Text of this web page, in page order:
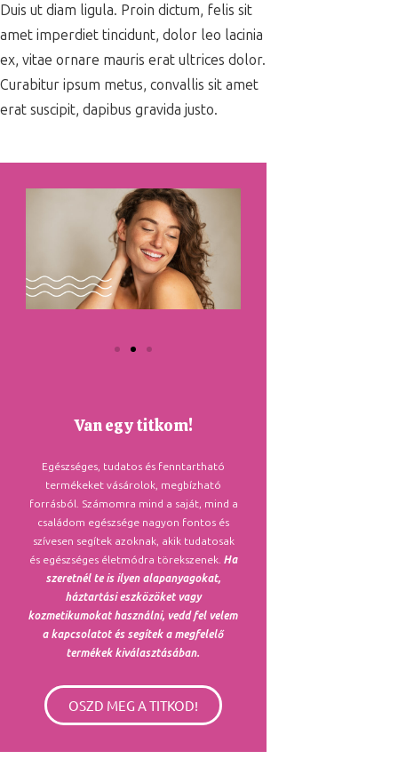
Duis ut diam ligula. Proin dictum, felis sit
amet imperdiet tincidunt, dolor leo lacinia
ex, vitae ornare mauris erat ultrices dolor.
Curabitur ipsum metus, convallis sit amet
erat suscipit, dapibus gravida justo.
Van egy titkom!
Egészséges, tudatos és fenntartható
termékeket vásárolok, megbízható
forrásból. Számomra mind a saját, mind a
családom egészsége nagyon fontos és
szívesen segítek azoknak, akik tudatosak
és egészséges életmódra törekszenek. Ha
szeretnél te is ilyen alapanyagokat,
háztartási eszközöket vagy
kozmetikumokat használni, vedd fel velem
a kapcsolatot és segítek a megfelelő
termékek kiválasztásában.
OSZD MEG A TITKOD!